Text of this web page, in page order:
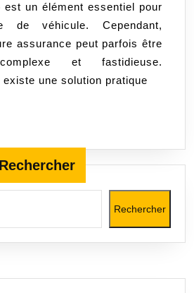
Trouvez
la
meilleure
offre
en
est un élément essentiel pour
de véhicule. Cependant,
assurance peut parfois être
et fastidieuse.
une solution pratique
Rechercher
Rechercher